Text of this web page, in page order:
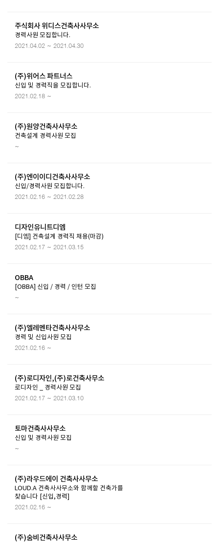
주식회사 위디스건축사사무소
경력사원 모집합니다.
2021.04.02 ~ 2021.04.30
(주)위어스 파트너스
신입 및 경력직을 모집합니다.
2021.02.18 ~
(주)원양건축사사무소
건축설계 경력사원 모집
~
(주)엔이이디건축사사무소
신입/경력사원 모집합니다.
2021.02.16 ~ 2021.02.28
디자인유니트디엠
[디엠] 건축설계 경력직 채용(마감)
2021.02.17 ~ 2021.03.15
OBBA
[OBBA] 신입 / 경력 / 인턴 모집
~
(주)엘레멘타건축사사무소
경력 및 신입사원 모집
2021.02.16 ~
(주)로디자인,(주)로건축사무소
로디자인 _ 경력사원 모집
2021.02.17 ~ 2021.03.10
토마건축사사무소
신입 및 경력사원 모집
~
(주)라우드에이 건축사사무소
LOUD.A 건축사사무소와 함께할 건축가를
찾습니다 [신입,경력]
2021.02.16 ~
(주)숨비건축사사무소